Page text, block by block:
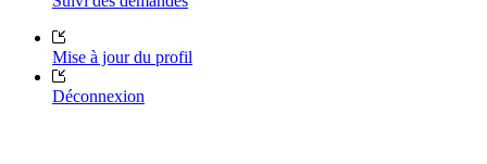
Mise à jour du profil
Déconnexion